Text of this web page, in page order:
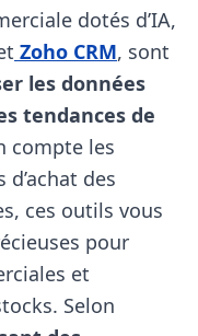
dotés d’IA,
Zoho CRM, sont
les données
tendances de
compte les
des
ces outils vous
pour
et
Selon